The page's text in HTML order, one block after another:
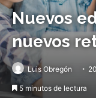
Nuevos
nuevos
Luis Obregón
5 minutos de lectura